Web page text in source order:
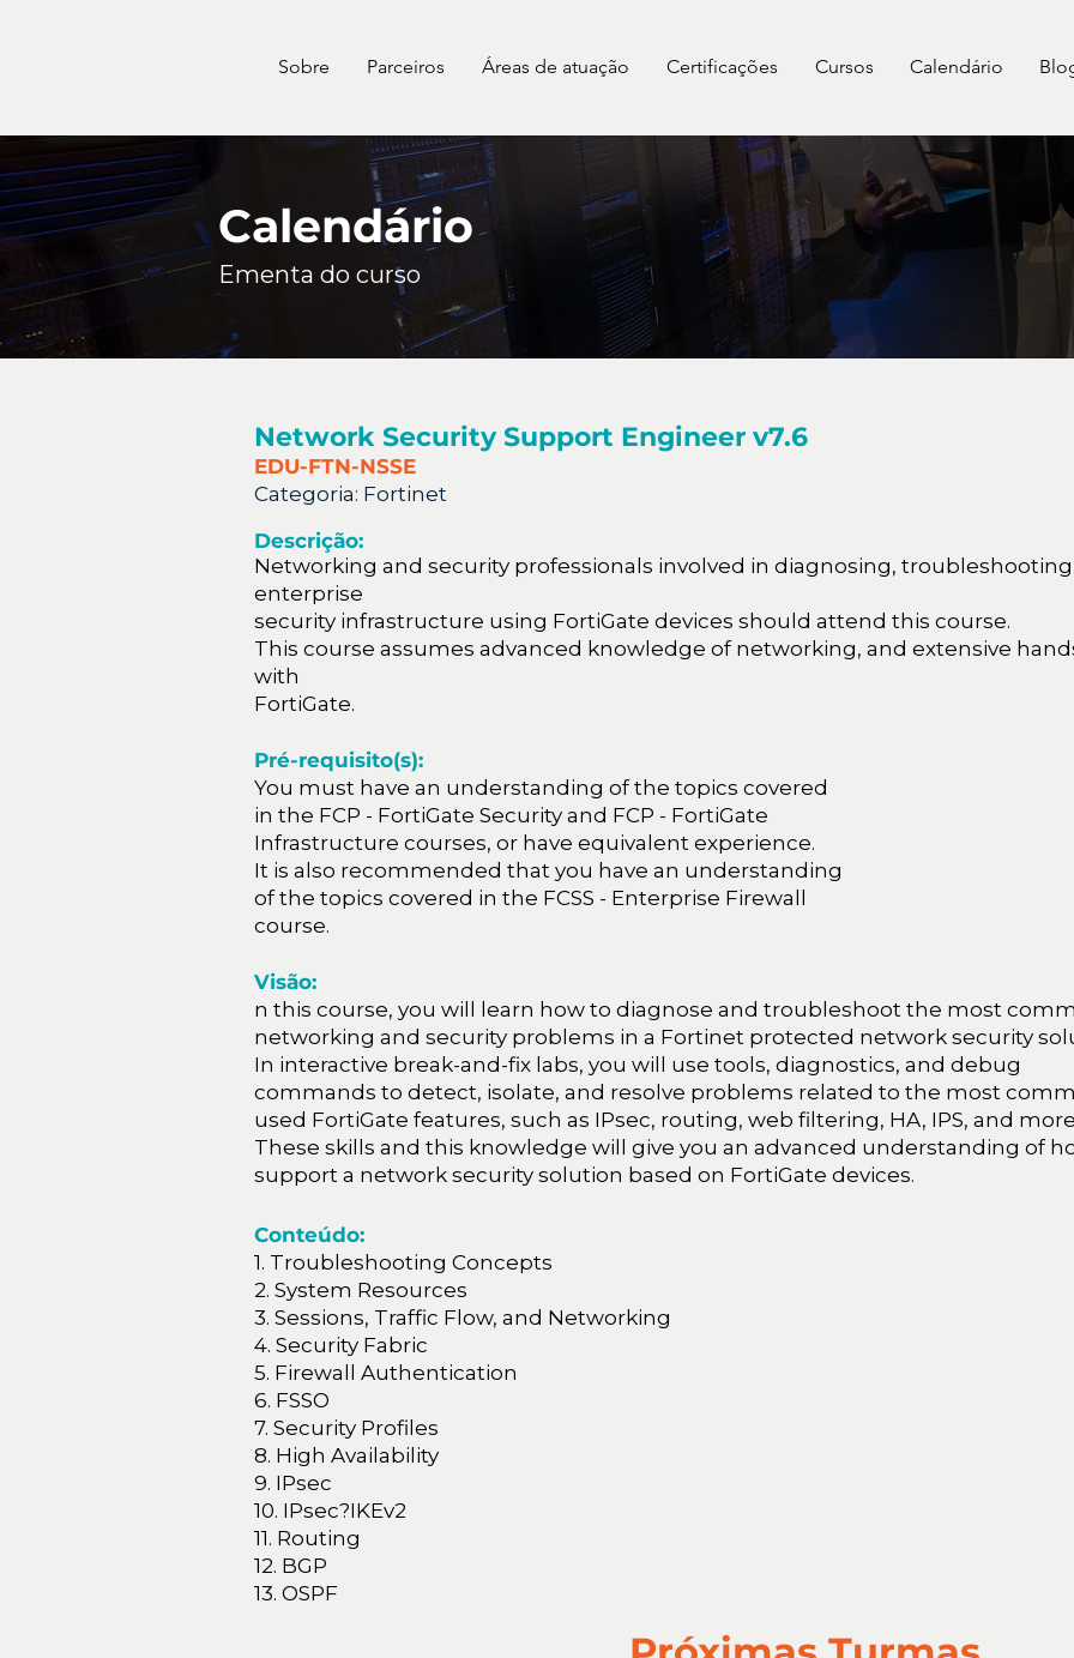
Sobre Parceiros Áreas de atuação Certificações Cursos Calendário
Calendário
Ementa do curso
Network Security Support Engineer v7.6
EDU-FTN-NSSE
Categoria: Fortinet
Networking and security professionals involved in diagnosing,
enterprise
security infrastructure using FortiGate devices should attend this course.
This course assumes advanced knowledge of networking, and extensive
with
FortiGate.
Descrição:
Pré-requisito(s):
You must have an understanding of the topics covered
in the FCP - FortiGate Security and FCP - FortiGate
Infrastructure courses, or have equivalent experience.
It is also recommended that you have an understanding
of the topics covered in the FCSS - Enterprise Firewall
course.
Visão:
n this course, you will learn how to diagnose and troubleshoot the most
networking and security problems in a Fortinet protected network security
In interactive break-and-fix labs, you will use tools, diagnostics, and debug
commands to detect, isolate, and resolve problems related to the most
used FortiGate features, such as IPsec, routing, web filtering, HA, IPS, and
These skills and this knowledge will give you an advanced understanding of
support a network security solution based on FortiGate devices.
Conteúdo:
1. Troubleshooting Concepts
2. System Resources
3. Sessions, Traffic Flow, and Networking
4. Security Fabric
5. Firewall Authentication
6. FSSO
7. Security Profiles
8. High Availability
9. IPsec
10. IPsec?IKEv2
11. Routing
12. BGP
13. OSPF